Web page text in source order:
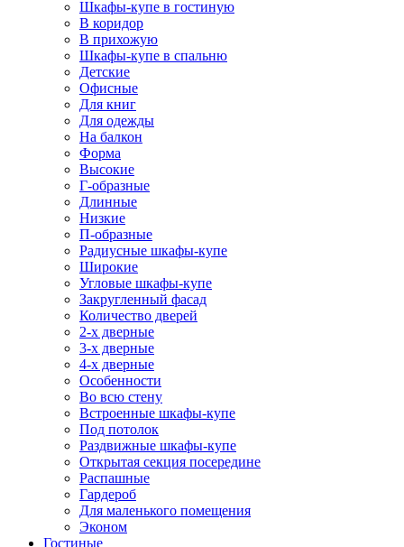
Шкафы-купе в гостиную
В коридор
В прихожую
Шкафы-купе в спальню
Детские
Офисные
Для книг
Для одежды
На балкон
Форма
Высокие
Г-образные
Длинные
Низкие
П-образные
Радиусные шкафы-купе
Широкие
Угловые шкафы-купе
Закругленный фасад
Количество дверей
2-х дверные
3-х дверные
4-х дверные
Особенности
Во всю стену
Встроенные шкафы-купе
Под потолок
Раздвижные шкафы-купе
Открытая секция посередине
Распашные
Гардероб
Для маленького помещения
Эконом
Гостиные